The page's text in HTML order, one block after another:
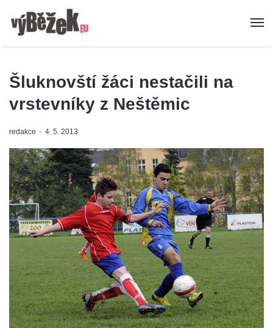
Šluknovští žáci nestačili na
vrstevníky z Neštěmic
redakce 4. 5. 2013